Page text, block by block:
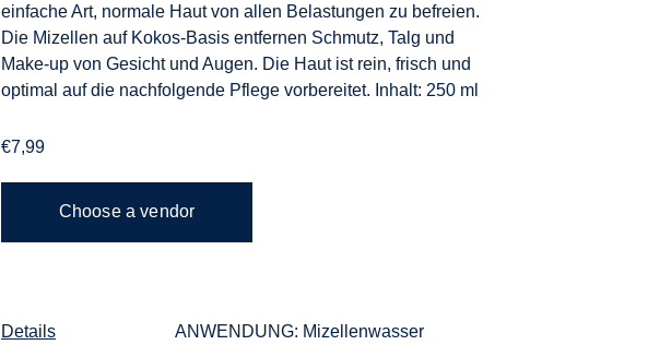
einfache Art, normale Haut von allen Belastungen zu befreien.
Die Mizellen auf Kokos-Basis entfernen Schmutz, Talg und
Make-up von Gesicht und Augen. Die Haut ist rein, frisch und
optimal auf die nachfolgende Pflege vorbereitet. Inhalt: 250 ml
€7,99
Regular
Choose a vendor
Adding
Details
ANWENDUNG: Mizellenwasser